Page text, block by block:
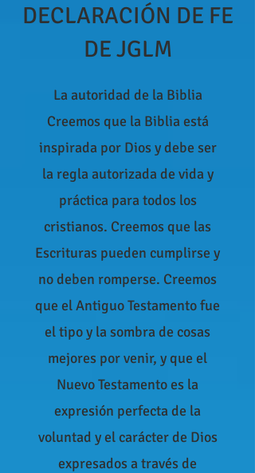
DECLARACIÓN DE FE
DE JGLM
La autoridad de la Biblia
Creemos que la Biblia está
inspirada por Dios y debe ser
la regla autorizada de vida y
práctica para todos los
cristianos. Creemos que las
Escrituras pueden cumplirse y
no deben romperse. Creemos
que el Antiguo Testamento fue
el tipo y la sombra de cosas
mejores por venir, y que el
Nuevo Testamento es la
expresión perfecta de la
voluntad y el carácter de Dios
expresados ​​a través de